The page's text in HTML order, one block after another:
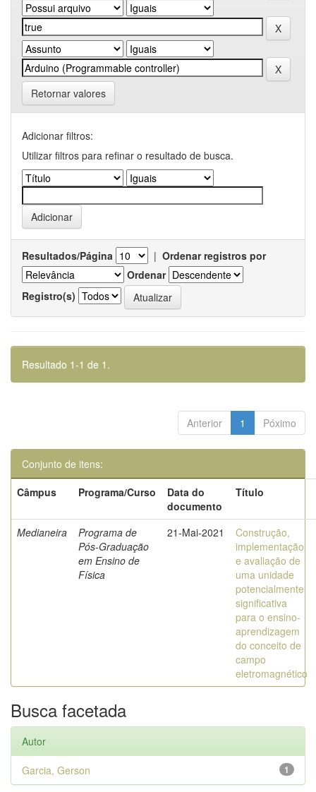
Retornar valores
Adicionar filtros:
Utilizar filtros para refinar o resultado de busca.
Resultados/Página | Ordenar registros por
Ordenar
Registro(s)
Resultado 1-1 de 1.
Anterior 1 Póximo
Conjunto de itens:
Câmpus
Programa/Curso
Data do
documento
Título
Medianeira
Programa de
Pós-Graduação
em Ensino de
Física
21-Mai-2021
Construção,
implementação
e avaliação de
uma unidade
potencialmente
significativa
para o ensino-
aprendizagem
do conceito de
campo
eletromagnético
Busca facetada
Autor
1
Garcia, Gerson